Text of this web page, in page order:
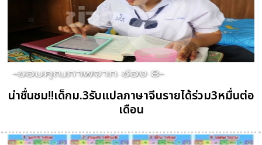
น่าชื่นชม!!เด็กม.3รับแปลภาษาจีนรายได้ร่วม3หมื่นต่อ
เดือน